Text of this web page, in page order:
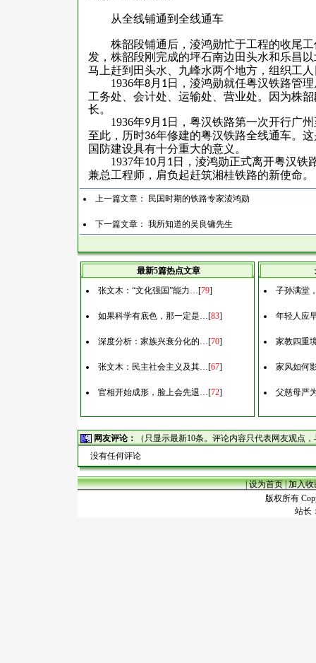
从全线铺通到全线通车
株韶段铺通后，淩鸿勋忙于工程的收尾
发，株韶段刚完成的坪石南边田头水和乐昌
马上赶到田头水、九峰水两个地方，组织工
1936年8月 1日，淩鸿勋就任粤汉铁路管
工务处、会计处、运输处、营业处。因为株
长。
1936年9月 1日，粤汉铁路第一次开行广
至此，历时36年修建的粤汉铁路全线通车。
国防建设具有十分重大的意义。
1937年10月 1日，淩鸿勋正式离开粤汉铁
兼总工程师，肩负起赶筑湘桂铁路的新使命。
上一篇文章： 民国时期的铁路专家淩鸿勋
下一篇文章： 我所知道的吴良镛先生
最新5篇热点文章
张文木：“文化强国”能力…[79]
如果科学有底色，那一定是…[83]
深度分析：家族兴衰分化的…[70]
张文木：民主社会主义及其…[67]
官相开始成形，脸上会先退…[72]
子孙满堂
年轻人应
家教四重
家风如何
父慈母严
网友评论：
（只显示最新10条。评论内容只代表网友观点
没有任何评论
|设为首页|加入收
版权所有
站长